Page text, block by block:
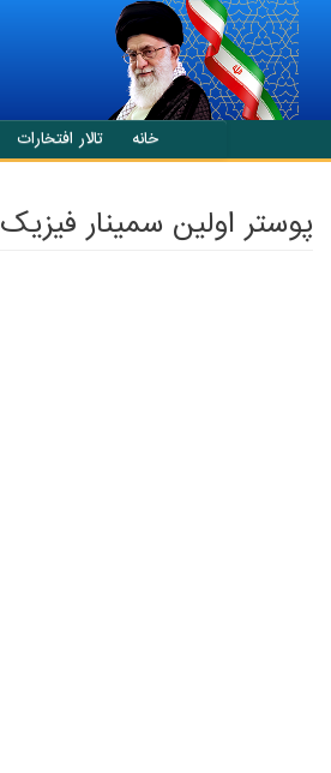
انتقال به محتوای اصلی
خانه تالار افتخارات
پوستر اولین سمینار فیزیک